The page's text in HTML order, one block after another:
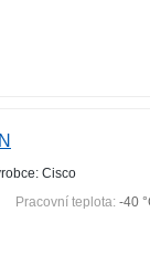
Cisco
Pracovní teplota: -40